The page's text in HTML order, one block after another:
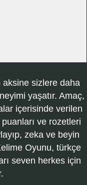
aksine sizlere daha
yaşatır. Amaç,
içerisinde verilen
ve rozetleri
zeka ve beyin
Oyunu, türkçe
seven herkes için